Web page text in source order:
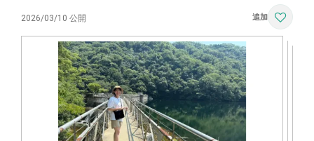
2026/03/10 公開